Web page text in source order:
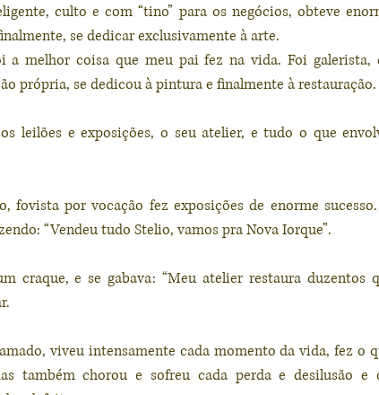
culto e com “tino” para os negócios, obteve
se dedicar exclusivamente à arte.
a melhor coisa que meu pai fez na vida. Foi galerista,
própria, se dedicou à pintura e finalmente à restauração.
leilões e exposições, o seu atelier, e tudo o que
fovista por vocação fez exposições de enorme
“Vendeu tudo Stelio, vamos pra Nova Iorque”.
craque, e se gabava: “Meu atelier restaura duzentos
viveu intensamente cada momento da vida, fez o
também chorou e sofreu cada perda e desilusão e